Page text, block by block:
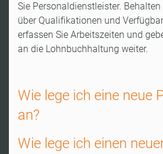
Sie Personaldienstleister.
über Qualifikationen und
erfassen Sie Arbeitszeiten und
an die Lohnbuchhaltung weiter.
Wie lege ich eine neue
an?
Wie lege ich einen